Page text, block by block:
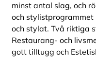
minst antal slag, och
och
och stylat. Två riktiga
Restaurang- och
gott tilltugg och